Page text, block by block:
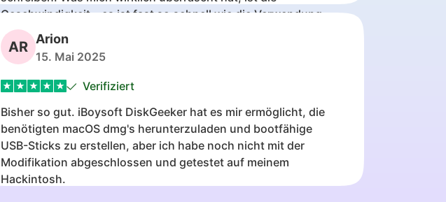
Geschwindigkeit – es ist fast so schnell wie die Verwendung
einer lokalen Festplatte. Das Kopieren von Dateien hin und her
fühlt sich reibungslos und nahtlos an und macht das
Verwalten meiner Windows-formatierten Laufwerke auf Mac so
viel einfacher.
AR Arion
15. Mai 2025
Verifiziert
Bisher so gut. iBoysoft DiskGeeker hat es mir ermöglicht, die
benötigten macOS dmg's herunterzuladen und bootfähige
USB-Sticks zu erstellen, aber ich habe noch nicht mit der
Modifikation abgeschlossen und getestet auf meinem
Hackintosh.